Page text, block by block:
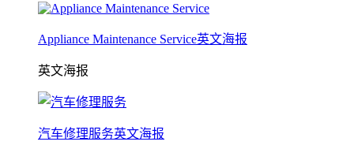
Appliance Maintenance Service英文海报
英文海报
汽车修理服务英文海报